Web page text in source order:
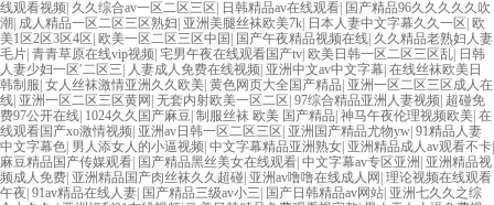
线观看视频| 久久综合av一区二区三区| 日韩精品av在线观看| 国产精品96久久久久久吹
潮| 成人精品一区二区三区熟妇| 亚洲美腿丝袜欧美7k| 日本人妻中文字幕久久一区| 欧
美1区2区3区4区| 欧美一区二区三区中国| 国产午夜精品视频在线| 久久精品老熟妇人妻
毛片| 青青草原在线vip视频| 宅男午夜在线观看国产tv| 欧美日韩一区二区三区乱| 日韩
人妻少妇一区′二区三| 人妻成人免费在线视频| 亚洲中文av中文字幕| 在线丝袜欧美日
韩制服| 女人丝袜激情亚洲久久欧美| 黄色网页大全国产精品| 亚洲一区二区三区成人在
线| 亚洲一区二区三区黄网| 无套内射欧美一区二区| 97综合精品亚洲人妻视频| 超碰免
费97公开在线| 1024久久国产麻豆| 制服丝袜 欧美 国产精品| 神马午夜伦理视频欧美| 在
线观看国产xo激情视频| 亚洲av日韩一区二区三区| 亚洲国产精品尤物yw| 91精品人妻
中文字幕色| 男人添女人的小逼视频| 中文字幕精品亚洲熟女| 亚洲精品成人av观看不卡|
麻豆精品国产传媒观看| 国产精品黑丝美女在线观看| 中文字幕av专区亚洲 | 亚洲精品视
频成人免费| 亚洲精品国产肉丝袜久久超碰| 亚洲av噜噜在线成人网| 理论视频在线观看
午夜| 91av精品在线人妻| 国产精品三级av小三| 国产日韩精品av网站| 亚洲七久久之综